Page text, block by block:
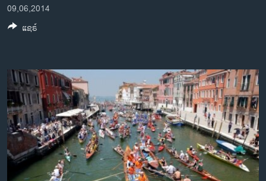
ໄປ
ຫາ
ການເລືອກຕັ້ງ ປະທານາທີບໍດີ ສະຫະລັດ 2024
ຂ່າວ​ຈີນ
ເອເຊຍ
ອິດສະຫຼະພາບດ້ານການຂ່າວ
ຊີວິດຊາວລາວ
ຊຸມຊົນຊາວລາວ
ວິທະຍາສາດ-ເທັກໂນໂລຈີ
09,06,2014
ແຊຣ໌